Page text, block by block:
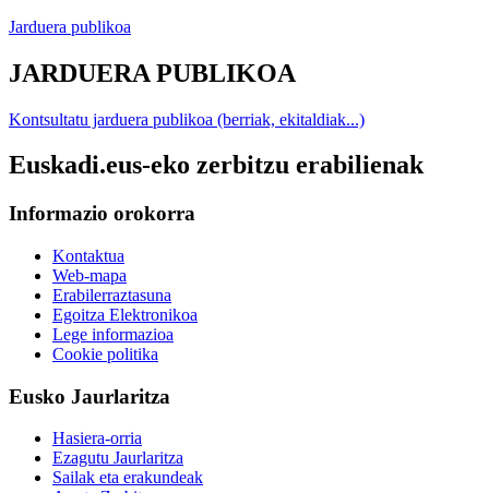
Jarduera publikoa
JARDUERA PUBLIKOA
Kontsultatu jarduera publikoa (berriak, ekitaldiak...)
Euskadi.eus-eko zerbitzu erabilienak
Informazio orokorra
Kontaktua
Web-mapa
Erabilerraztasuna
Egoitza Elektronikoa
Lege informazioa
Cookie politika
Eusko Jaurlaritza
Hasiera-orria
Ezagutu Jaurlaritza
Sailak eta erakundeak